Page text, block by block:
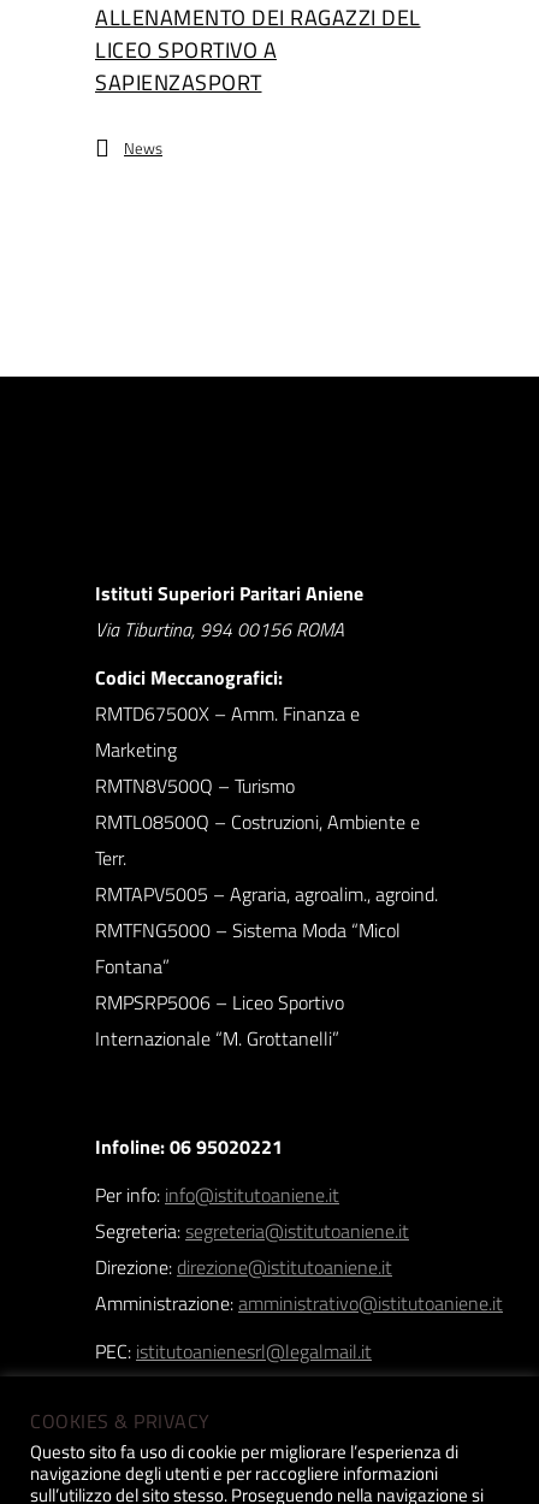
ALLENAMENTO DEI RAGAZZI DEL
LICEO SPORTIVO A
SAPIENZASPORT
News
Istituti Superiori Paritari Aniene
Via Tiburtina, 994 00156 ROMA
Codici Meccanografici:
RMTD67500X – Amm. Finanza e
Marketing
RMTN8V500Q – Turismo
RMTL08500Q – Costruzioni, Ambiente e
Terr.
RMTAPV5005 – Agraria, agroalim., agroind.
RMTFNG5000 – Sistema Moda “Micol
Fontana”
RMPSRP5006 – Liceo Sportivo
Internazionale “M. Grottanelli”
Infoline: 06 95020221
Per info: info@istitutoaniene.it
Segreteria:segreteria@istitutoaniene.it
Direzione: direzione@istitutoaniene.it
Amministrazione:amministrativo@istitutoaniene.it
PEC: istitutoanienesrl@legalmail.it
Istituto Aniene srl | Copyright 2019 © | P.iva:
COOKIES & PRIVACY
Questo sito fa uso di cookie per migliorare l’esperienza di
navigazione degli utenti e per raccogliere informazioni
sull’utilizzo del sito stesso. Proseguendo nella navigazione si